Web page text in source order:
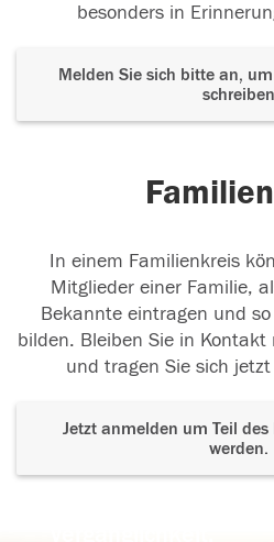
besonders in
Melden Sie sich bitte an,
schreiben
In einem Familienkreis
Mitglieder einer Familie,
Bekannte eintragen und
bilden. Bleiben Sie in
und tragen Sie sich
Jetzt anmelden um Teil
werden.